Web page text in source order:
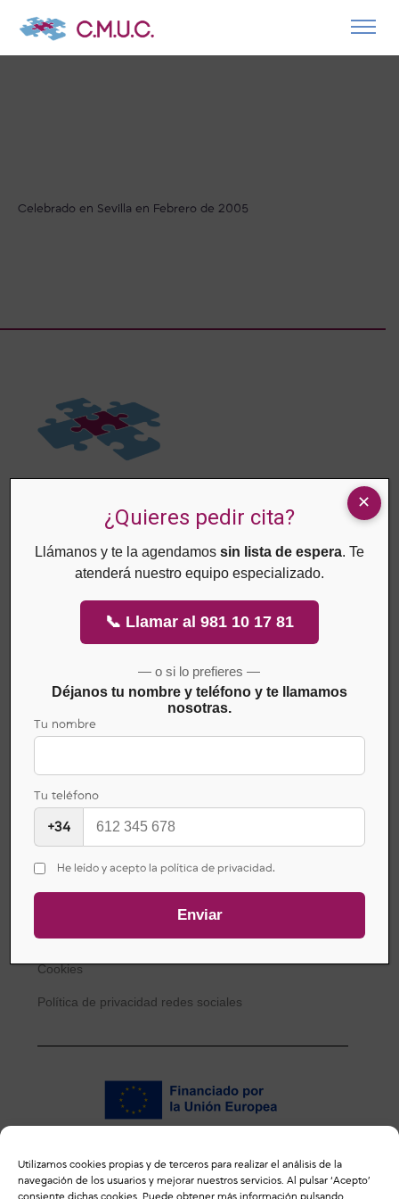
Utilizamos cookies propias y de terceros para realizar el análisis de la
navegación de los usuarios y mejorar nuestros servicios. Al pulsar ‘Acepto’
Celebrado en Sevilla en Febrero de 2005
CMUC PIADELA: C-15-001397
CMUC MÁLAGA: 48506
«Financiado por la Unión Europea – NextGenerationEU»
Política de privacidad
Cookies
Política de privacidad redes sociales
ENLACES DE INTERÉS
¿Quieres pedir cita?
Llámanos y te la agendamos sin lista de espera. Te
atenderá nuestro equipo especializado.
📞 Llamar al 981 10 17 81
— o si lo prefieres —
Déjanos tu nombre y teléfono y te llamamos
nosotras.
Tu nombre
Tu teléfono
+34
He leído y acepto la política de privacidad.